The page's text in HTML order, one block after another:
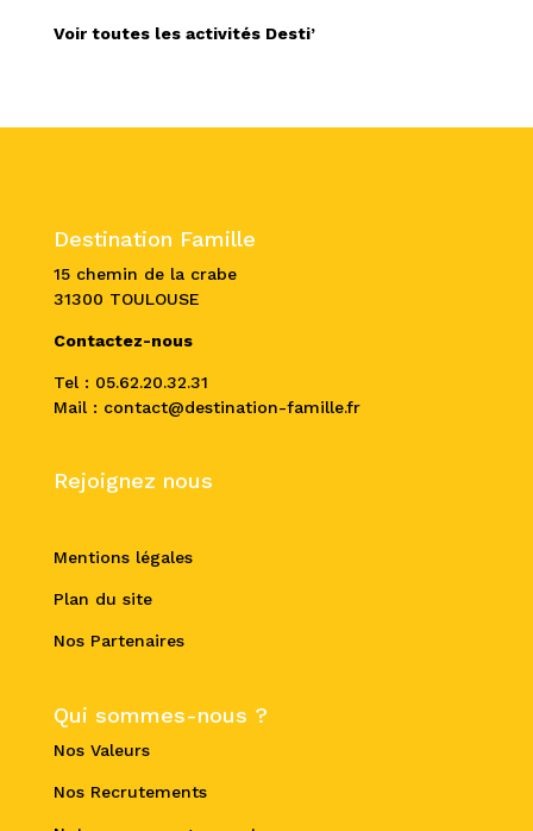
Voir toutes les activités Desti’
Destination Famille
15 chemin de la crabe
31300 TOULOUSE
Contactez-nous
Tel : 05.62.20.32.31
Mail : contact@destination-famille.fr
Rejoignez nous
Mentions légales
Plan du site
Nos Partenaires
Qui sommes-nous ?
Nos Valeurs
Nos Recrutements